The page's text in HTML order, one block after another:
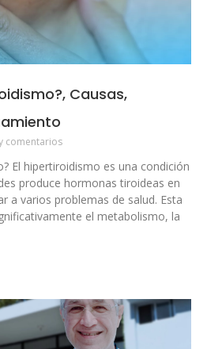
Causas,
comentarios
El hipertiroidismo es una condición
produce hormonas tiroideas en
a varios problemas de salud. Esta
el metabolismo, la